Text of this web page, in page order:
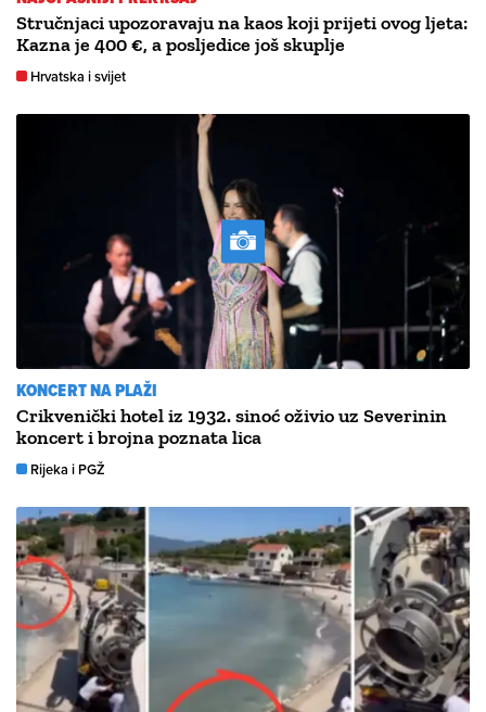
Stručnjaci upozoravaju na kaos koji prijeti ovog ljeta:
Kazna je 400 €, a posljedice još skuplje
Hrvatska i svijet
KONCERT NA PLAŽI
Crikvenički hotel iz 1932. sinoć oživio uz Severinin
koncert i brojna poznata lica
Rijeka i PGŽ